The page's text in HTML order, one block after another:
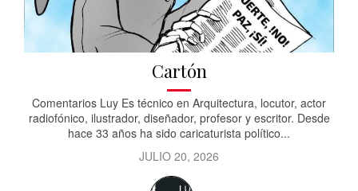
Cartón
Comentarios Luy Es técnico en Arquitectura, locutor, actor
radiofónico, ilustrador, diseñador, profesor y escritor. Desde
hace 33 años ha sido caricaturista político...
JULIO 20, 2026